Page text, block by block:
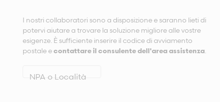
I nostri collaboratori sono a disposizione e saranno lieti di
potervi aiutare a trovare la soluzione migliore alle vostre
esigenze. È sufficiente inserire il codice di avviamento
postale econtattare il consulente dell'area assistenza.
NPA o Località